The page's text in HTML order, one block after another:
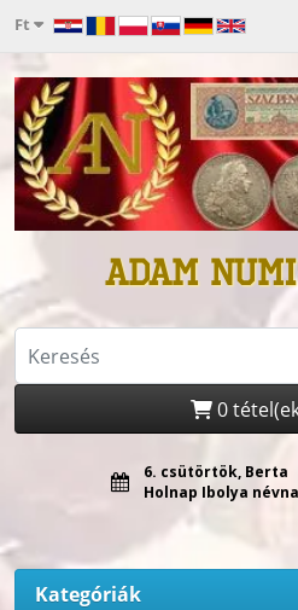
Ft
ADAM
0
Kategóriák